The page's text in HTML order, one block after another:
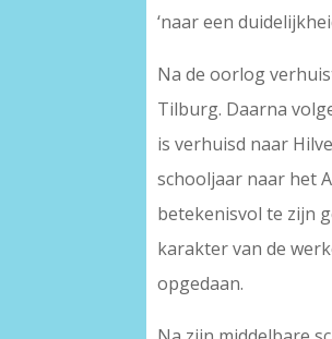
‘naar een
Na de oorlog
Tilburg. Daarna
is verhuisd naar
schooljaar naar het
betekenisvol te zijn
karakter van de
opgedaan.